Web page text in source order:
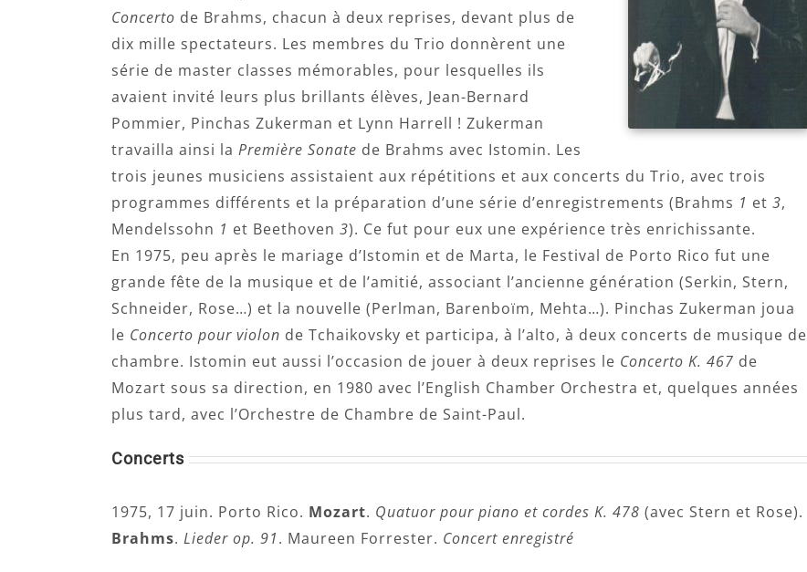
Concerto de Brahms, chacun à deux reprises, devant plus de
dix mille spectateurs. Les membres du Trio donnèrent une
série de master classes mémorables, pour lesquelles ils
avaient invité leurs plus brillants élèves, Jean-Bernard
Pommier, Pinchas Zukerman et Lynn Harrell ! Zukerman
travailla ainsi la Première Sonate de Brahms avec Istomin. Les
trois jeunes musiciens assistaient aux répétitions et aux concerts du Trio, avec trois
programmes différents et la préparation d’une série d’enregistrements (Brahms 1 et 3,
Mendelssohn 1 et Beethoven 3). Ce fut pour eux une expérience très enrichissante.
En 1975, peu après le mariage d’Istomin et de Marta, le Festival de Porto Rico fut une
grande fête de la musique et de l’amitié, associant l’ancienne génération (Serkin, Stern,
Schneider, Rose…) et la nouvelle (Perlman, Barenboïm, Mehta…). Pinchas Zukerman joua
le Concerto pour violon de Tchaikovsky et participa, à l’alto, à deux concerts de musique de
chambre. Istomin eut aussi l’occasion de jouer à deux reprises le Concerto K. 467 de
Mozart sous sa direction, en 1980 avec l’English Chamber Orchestra et, quelques années
plus tard, avec l’Orchestre de Chambre de Saint-Paul.
Concerts
1975, 17 juin. Porto Rico. Mozart. Quatuor pour piano et cordes K. 478 (avec Stern et Rose).
Brahms. Lieder op. 91. Maureen Forrester. Concert enregistré